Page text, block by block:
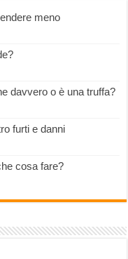
meno
davvero o è una truffa?
furti e danni
cosa fare?